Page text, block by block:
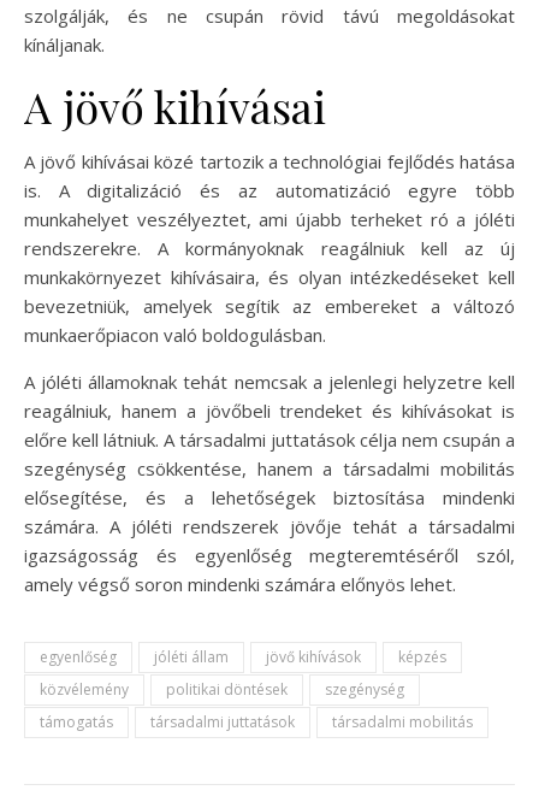
szolgálják, és ne csupán rövid távú megoldásokat
kínáljanak.
A jövő kihívásai
A jövő kihívásai közé tartozik a technológiai fejlődés hatása
is. A digitalizáció és az automatizáció egyre több
munkahelyet veszélyeztet, ami újabb terheket ró a jóléti
rendszerekre. A kormányoknak reagálniuk kell az új
munkakörnyezet kihívásaira, és olyan intézkedéseket kell
bevezetniük, amelyek segítik az embereket a változó
munkaerőpiacon való boldogulásban.
A jóléti államoknak tehát nemcsak a jelenlegi helyzetre kell
reagálniuk, hanem a jövőbeli trendeket és kihívásokat is
előre kell látniuk. A társadalmi juttatások célja nem csupán a
szegénység csökkentése, hanem a társadalmi mobilitás
elősegítése, és a lehetőségek biztosítása mindenki
számára. A jóléti rendszerek jövője tehát a társadalmi
igazságosság és egyenlőség megteremtéséről szól,
amely végső soron mindenki számára előnyös lehet.
egyenlőség jóléti állam jövő kihívások
képzés
közvélemény
politikai döntések
szegénység
támogatás
társadalmi juttatások társadalmi mobilitás